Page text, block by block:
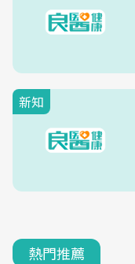
新知
熱門推薦